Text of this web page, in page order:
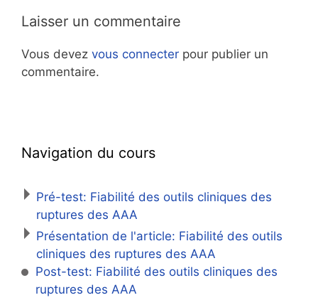
Laisser un commentaire
Vous devez vous connecter pour publier un
commentaire.
Navigation du cours
Pré-test: Fiabilité des outils cliniques des
ruptures des AAA
Présentation de l'article: Fiabilité des outils
cliniques des ruptures des AAA
Post-test: Fiabilité des outils cliniques des
ruptures des AAA